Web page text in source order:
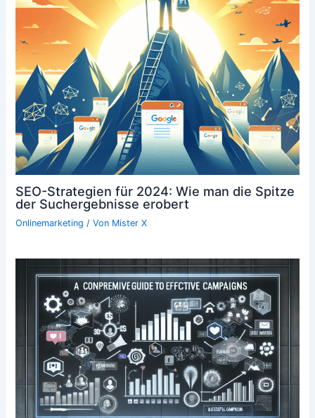
SEO-Strategien für 2024: Wie man die Spitze
der Suchergebnisse erobert
Onlinemarketing / Von Mister X